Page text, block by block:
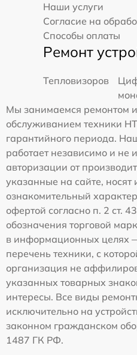
Наши услуги
Согласие на
Способы оплаты
Ремонт
Тепловизоров
Мы занимаемся ремонтом
обслуживанием техники
гарантийного периода.
работает независимо и не
авторизации от
указанные на сайте, носят
ознакомительный
офертой согласно п. 2 ст.
обозначения торговой
в информационных целях
перечень техники, с
организация не
указанных товарных
интересы. Все виды
исключительно на
законном гражданском
1487 ГК РФ.